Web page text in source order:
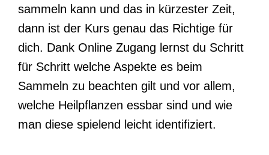
sammeln kann und das in kürzester Zeit,
dann ist der Kurs genau das Richtige für
dich. Dank Online Zugang lernst du Schritt
für Schritt welche Aspekte es beim
Sammeln zu beachten gilt und vor allem,
welche Heilpflanzen essbar sind und wie
man diese spielend leicht identifiziert.